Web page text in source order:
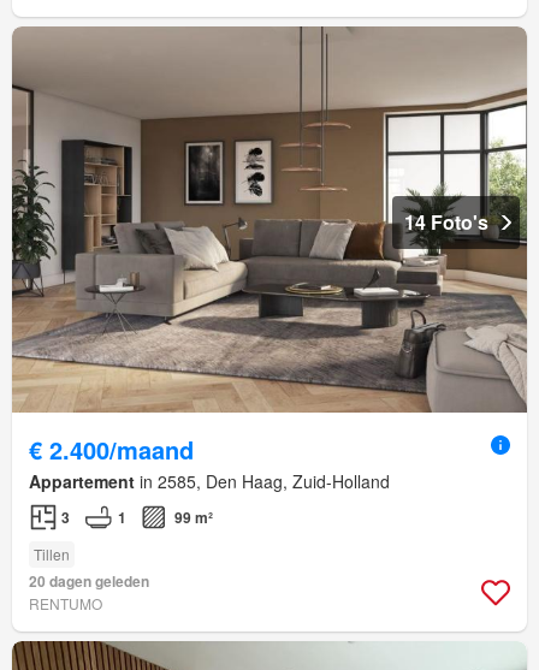
14 Foto's
€ 2.400/maand
Appartement in 2585, Den Haag, Zuid-Holland
3 1 99 m²
Tillen
20 dagen geleden
RENTUMO